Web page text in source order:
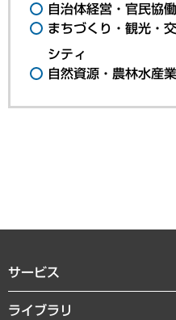
自治体経営・官民協働
まちづくり・観光・
シティ
自然資源・農林水産
サービス
経営戦略
ライブラリ